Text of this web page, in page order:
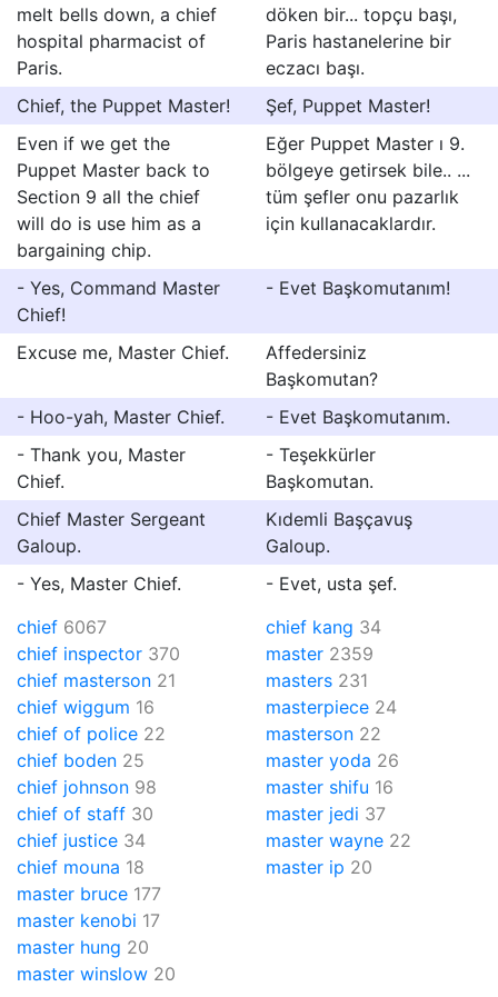
melt bells down, a chief
hospital pharmacist of
Paris.
döken bir... topçu başı,
Paris hastanelerine bir
eczacı başı.
Chief, the Puppet Master!
Şef, Puppet Master!
Even if we get the
Puppet Master back to
Section 9 all the chief
will do is use him as a
bargaining chip.
Eğer Puppet Master ı 9.
bölgeye getirsek bile.. ...
tüm şefler onu pazarlık
için kullanacaklardır.
- Yes, Command Master
Chief!
- Evet Başkomutanım!
Excuse me, Master Chief.
Affedersiniz
Başkomutan?
- Hoo-yah, Master Chief.
- Evet Başkomutanım.
- Thank you, Master
Chief.
- Teşekkürler
Başkomutan.
Chief Master Sergeant
Galoup.
Kıdemli Başçavuş
Galoup.
- Yes, Master Chief.
- Evet, usta şef.
chief 6067
chief inspector 370
chief masterson 21
chief wiggum 16
chief of police 22
chief boden 25
chief johnson 98
chief of staff 30
chief justice 34
chief mouna 18
chief kang 34
master 2359
masters 231
masterpiece 24
masterson 22
master yoda 26
master shifu 16
master jedi 37
master wayne 22
master ip 20
master bruce 177
master kenobi 17
master hung 20
master winslow 20